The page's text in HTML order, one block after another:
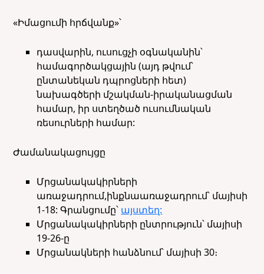
«Իմացումի հրճվանք»՝
դասվարին, ուսուցչի օգնականին՝
համագործակցային (այդ թվում՝
ընտանեկան դպրոցների հետ)
նախագծերի մշակման-իրականացման
համար, իր ստեղծած ուսումնական
ռեսուրների համար:
Ժամանակացույցը
Մրցանակակիրների
առաջադրում,ինքնաառաջադրում՝ մայիսի
1-18: Գրանցումը՝ այստեղ:
Մրցանակակիրների ընտրություն՝ մայիսի
19-26-ը
Մրցանակների հանձնում՝ մայիսի 30։